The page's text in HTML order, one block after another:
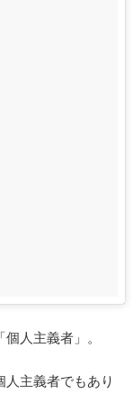
人主義者」。
人主義者でもあり